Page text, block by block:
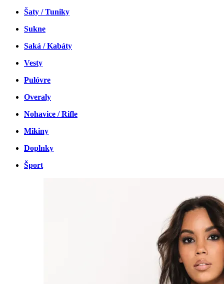
Šaty / Tuniky
Sukne
Saká / Kabáty
Vesty
Pulóvre
Overaly
Nohavice / Rifle
Mikiny
Doplnky
Šport